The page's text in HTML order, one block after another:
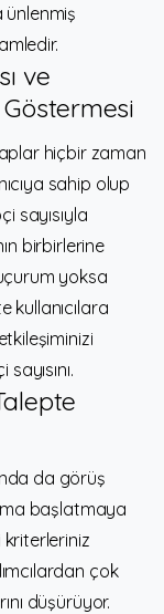
ünlenmiş
ve
Göstermesi
hiçbir zaman
sahip olup
sayısıyla
birbirlerine
yoksa
kullanıcılara
da görüş
başlatmaya
kriterleriniz
çok
düşürüyor.